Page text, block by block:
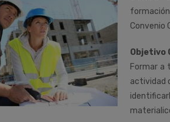
Convenio
Objetivo
Formar a
actividad